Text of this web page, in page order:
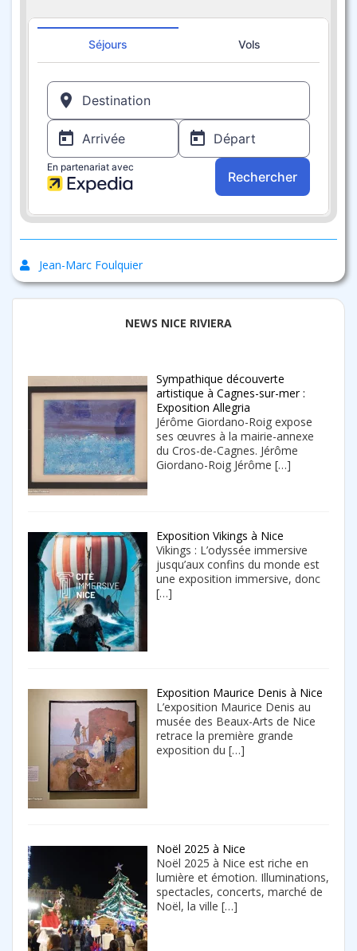
Jean-Marc Foulquier
NEWS NICE RIVIERA
Sympathique découverte
artistique à Cagnes-sur-mer :
Exposition Allegria
Jérôme Giordano-Roig expose
ses œuvres à la mairie-annexe
du Cros-de-Cagnes. Jérôme
Giordano-Roig Jérôme […]
Exposition Vikings à Nice
Vikings : L’odyssée immersive
jusqu’aux confins du monde est
une exposition immersive, donc
[…]
Exposition Maurice Denis à Nice
L’exposition Maurice Denis au
musée des Beaux-Arts de Nice
retrace la première grande
exposition du […]
Noël 2025 à Nice
Noël 2025 à Nice est riche en
lumière et émotion. Illuminations,
spectacles, concerts, marché de
Noël, la ville […]